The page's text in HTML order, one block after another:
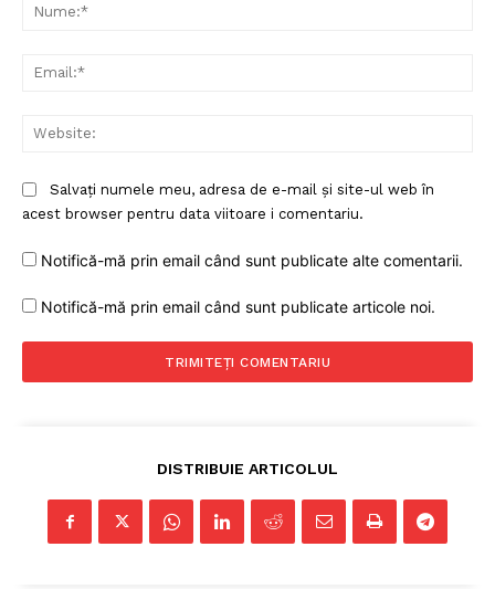
Salvați numele meu, adresa de e-mail și site-ul web în
acest browser pentru data viitoare i comentariu.
Notifică-mă prin email când sunt publicate alte comentarii.
Notifică-mă prin email când sunt publicate articole noi.
DISTRIBUIE ARTICOLUL